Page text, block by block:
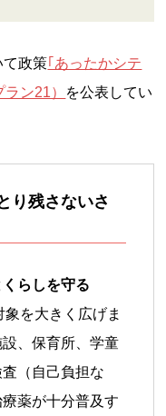
て政策｢あったかシテ
ン21） を公表してい
り残さないさ
くらしを守る
を大きく広げま
、保育所、学童
（自己負担な
薬が十分普及す